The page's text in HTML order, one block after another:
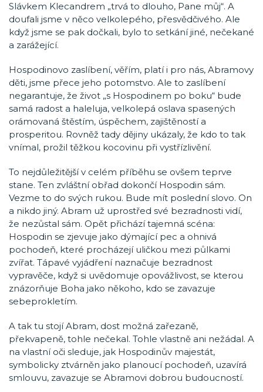
Slávkem Klecandrem „trvá to dlouho, Pane můj“. A
doufali jsme v něco velkolepého, přesvědčivého. Ale
když jsme se pak dočkali, bylo to setkání jiné, nečekané
a zarážející.
Hospodinovo zaslíbení, věřím, platí i pro nás, Abramovy
děti, jsme přece jeho potomstvo. Ale to zaslíbení
negarantuje, že život „s Hospodinem po boku“ bude
samá radost a haleluja, velkolepá oslava spasených
orámovaná štěstím, úspěchem, zajištěností a
prosperitou. Rovněž tady dějiny ukázaly, že kdo to tak
vnímal, prožil těžkou kocovinu při vystřízlivění.
To nejdůležitější v celém příběhu se ovšem teprve
stane. Ten zvláštní obřad dokončí Hospodin sám.
Vezme to do svých rukou. Bude mít poslední slovo. On
a nikdo jiný. Abram už uprostřed své bezradnosti vidí,
že nezůstal sám. Opět přichází tajemná scéna:
Hospodin se zjevuje jako dýmající pec a ohnivá
pochodeň, které procházejí uličkou mezi půlkami
zvířat. Tápavé vyjádření naznačuje bezradnost
vypravěče, když si uvědomuje opovážlivost, se kterou
znázorňuje Boha jako někoho, kdo se zavazuje
sebeprokletím.
A tak tu stojí Abram, dost možná zařezaně,
překvapeně, tohle nečekal. Tohle vlastně ani nežádal. A
na vlastní oči sleduje, jak Hospodinův majestát,
symbolicky ztvárněn jako planoucí pochodeň, uzavírá
smlouvu, zavazuje se Abramovi dobrou budoucností.